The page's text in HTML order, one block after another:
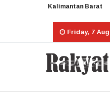
Kalimantan Barat
Friday, 7